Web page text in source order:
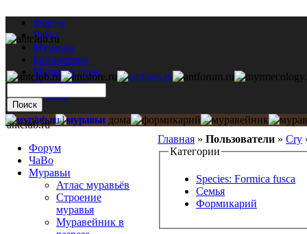
Форум
ЧаВо
Муравьи
Библиотека
Муравьи дома
Мастерская
Каталог
Главная » Пользователи » Cry
Категории
Species: Formica fusca
Семья
Формикарий
antclub.ru
Форум
ЧаВо
Муравьи
Атлас муравьёв
Строение
муравья
Муравейник в